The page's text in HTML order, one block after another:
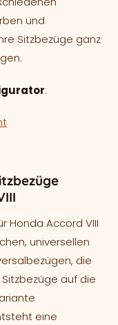
und
Sitzbezüge ganz
:
Honda Accord VIII
universellen
die
auf die
eine